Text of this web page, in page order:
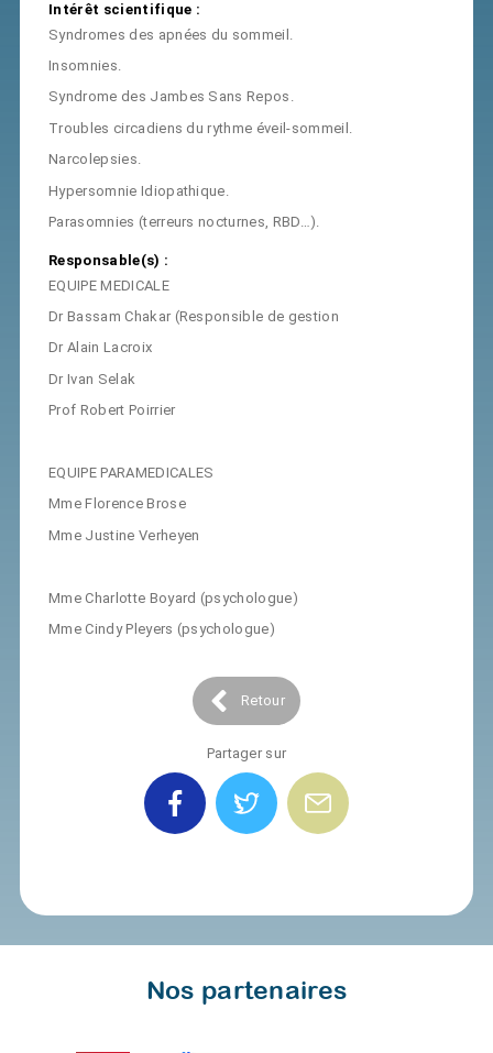
Intérêt scientifique :
Syndromes des apnées du sommeil.
Insomnies.
Syndrome des Jambes Sans Repos.
Troubles circadiens du rythme éveil-sommeil.
Narcolepsies.
Hypersomnie Idiopathique.
Parasomnies (terreurs nocturnes, RBD…).
Responsable(s) :
EQUIPE MEDICALE
Dr Bassam Chakar (Responsible de gestion
Dr Alain Lacroix
Dr Ivan Selak
Prof Robert Poirrier
EQUIPE PARAMEDICALES
Mme Florence Brose
Mme Justine Verheyen
Mme Charlotte Boyard (psychologue)
Mme Cindy Pleyers (psychologue)
Retour
Partager sur
Nos partenaires